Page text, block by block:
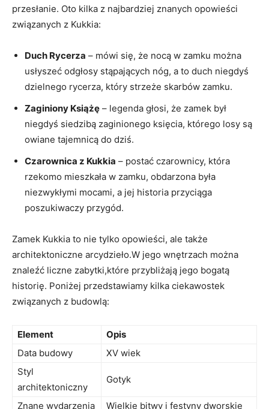
przesłanie. Oto​ kilka z najbardziej znanych opowieści
związanych⁣ z Kukkia:
Duch Rycerza – ⁣mówi się, że ​nocą w zamku można
usłyszeć odgłosy stąpających nóg, a to duch niegdyś
dzielnego rycerza, który strzeże skarbów zamku.
Zaginiony Książę – legenda głosi, że zamek‍ był
niegdyś siedzibą zaginionego księcia, którego losy są‌
owiane‌ tajemnicą do dziś.
Czarownica z Kukkia – postać czarownicy,‍ która
rzekomo mieszkała w zamku, obdarzona była
niezwykłymi mocami,⁤ a jej historia przyciąga
poszukiwaczy‌ przygód.
Zamek Kukkia to nie ‌tylko opowieści, ale także
architektoniczne arcydzieło.W jego ‍wnętrzach można
znaleźć liczne zabytki,które przybliżają jego bogatą
historię. Poniżej przedstawiamy kilka ciekawostek
związanych z budowlą:
Element
Opis
Data budowy
XV wiek
Styl
architektoniczny
Gotyk
Znane wydarzenia Wielkie bitwy i festyny dworskie